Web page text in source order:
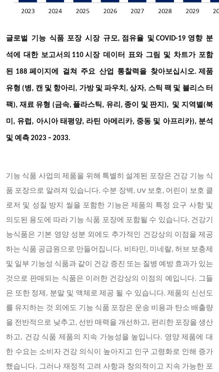
글로벌 기능 식품 포장 시장 규모 , 점유율 및COVID-19 영향 분
석에 대한 보고서의 110시장 데이터 표와 그림 및 차트가 포함
된 188 페이지에 걸쳐 주요 산업 통찰력을 찾아보십시오. 제품
유형 (병, 캔 및 항아리, 가방 및 파우치, 상자, 스틱 팩 및 블리스 터
팩), 재료 유형 (금속, 플라스틱, 유리, 종이 및 판지), 및 지역별(북
미 , 유럽, 아시아 태평양, 라틴 아메리카, 중동 및 아프리카), 분석
및 예측 2023 – 2033.
기능 식품 사업의 제품을 위해 특별히 설계된 포장은 건강 기능 식
품 포장으로 알려져 있습니다. 수분 장벽, UV 보호, 어린이 보호 클
로저 및 성질 방지 씰을 포함한 기능은 제품의 특정 요구 사항 및
의도된 용도에 따라 기능 식품 포장에 포함될 수 있습니다. 건강기
능식품은 기본 영양 성분 외에도 추가적인 건강상의 이점을 제공
하는 식품 공급원으로 만들어집니다. 비타민, 미네랄, 허브 보충제
및 일부 기능성 식품과 같이 건강 증진 또는 질병 예방 효과가 있는
것으로 판매되는 식품은 이러한 건강상의 이점의 예입니다. 그들
은 또한 정제, 분말 및 액체로 제공 될 수 있습니다. 제품의 신선도
를 유지하는 것 외에도 기능 식품 포장은 운송 비용과 탄소 배출량
을 전반적으로 낮추고, 선반 매력을 개선하고, 편리한 포장을 생산
하고, 건강 식품 제품의 지속 가능성을 높입니다. 영양 제품에 대
한 수요는 소비자 건강 의식이 높아지고 인구 고령화로 인해 증가
했습니다. 그러나 재정적 고려 사항과 창의적이고 지속 가능한 포